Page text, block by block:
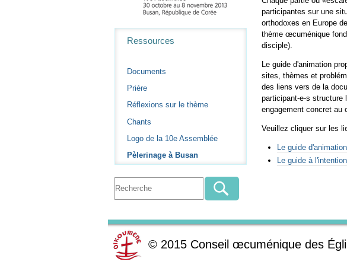
participantes sur une
orthodoxes en Europe
thème œcuménique
disciple).
Le guide d'animation
sites, thèmes et
des liens vers de la
participant-e-s structure
engagement concret au
Veuillez cliquer sur les
Le guide d'animation
Le guide à l'intention
Ressources
Documents
Prière
Réflexions sur le thème
Chants
Logo de la 10e Assemblée
Pèlerinage à Busan
© 2015 Conseil œcuménique des